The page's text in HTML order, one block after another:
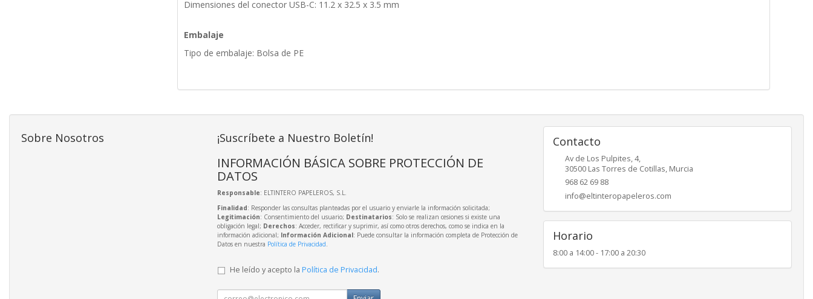
Dimensiones del conector USB-C: 11.2 x 32.5 x 3.5 mm
Embalaje
Tipo de embalaje: Bolsa de PE
Sobre Nosotros ¡Suscríbete a Nuestro Boletín!
INFORMACIÓN BÁSICA SOBRE PROTECCIÓN DE
DATOS
Responsable: ELTINTERO PAPELEROS, S.L.
Finalidad: Responder las consultas planteadas por el usuario y enviarle la información solicitada;
Legitimación: Consentimiento del usuario; Destinatarios: Solo se realizan cesiones si existe una
obligación legal; Derechos: Acceder, rectificar y suprimir, así como otros derechos, como se indica en la
información adicional; Información Adicional: Puede consultar la información completa de Protección de
Datos en nuestra Política de Privacidad.
He leído y acepto la Política de Privacidad.
Contacto
Av de Los Pulpites, 4,
30500 Las Torres de Cotillas, Murcia
968 62 69 88
info@eltinteropapeleros.com
Horario
8:00 a 14:00 - 17:00 a 20:30